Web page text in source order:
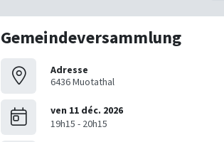
Gemeindeversammlung
Adresse
6436 Muotathal